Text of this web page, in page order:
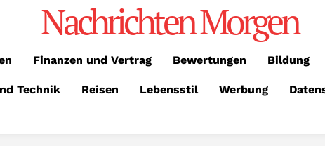
Nachrichten Morgen
Finanzen und Vertrag Bewertungen Bildung
Technik Reisen Lebensstil Werbung